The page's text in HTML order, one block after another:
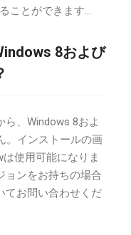
ことができます…
8および
ら、Windows 8およ
。インストールの画
使用可能になりま
ョンをお持ちの場合
てお問い合わせくだ